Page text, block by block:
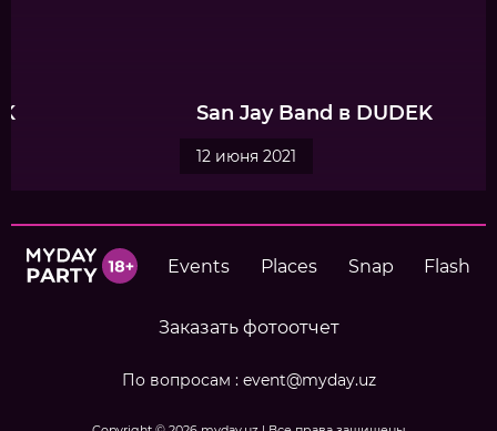
San Jay Band в DUDEK
Events Places Snap Flash
Заказать фотоотчет
По вопросам : event@myday.uz